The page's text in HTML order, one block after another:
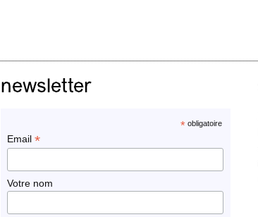
newsletter
*obligatoire
Email*
Votre nom